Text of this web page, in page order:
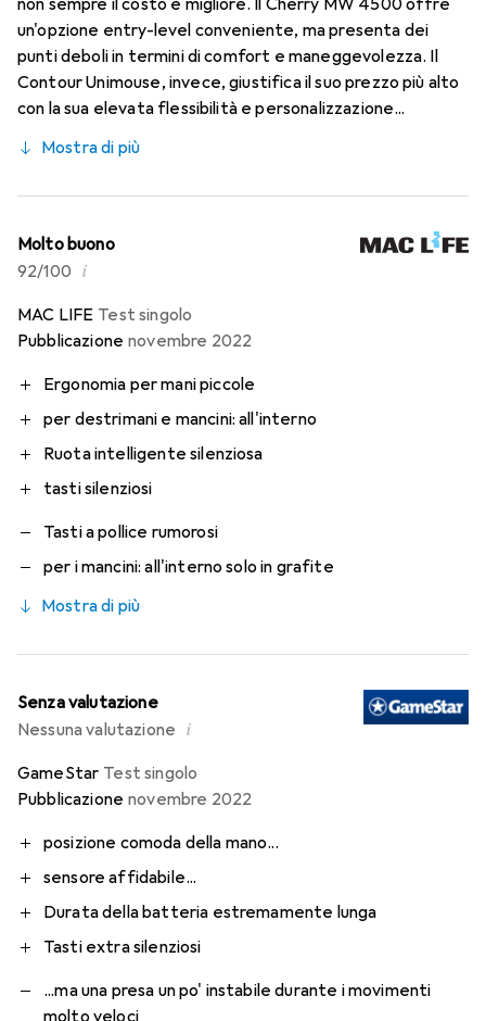
un'opzione entry-level conveniente, ma presenta dei
punti deboli in termini di comfort e maneggevolezza. Il
Contour Unimouse, invece, giustifica il suo prezzo più alto
con la sua elevata flessibilità e personalizzazione...
Mostra di più
Molto buono
92/100 i
MAC LIFE Test singolo
Pubblicazione novembre 2022
Ergonomia per mani piccole
per destrimani e mancini: all'interno
Ruota intelligente silenziosa
tasti silenziosi
Tasti a pollice rumorosi
per i mancini: all'interno solo in grafite
Mostra di più
Senza valutazione
Nessuna valutazione i
GameStar Test singolo
Pubblicazione novembre 2022
posizione comoda della mano...
sensore affidabile...
Durata della batteria estremamente lunga
Tasti extra silenziosi
...ma una presa un po' instabile durante i movimenti
molto veloci